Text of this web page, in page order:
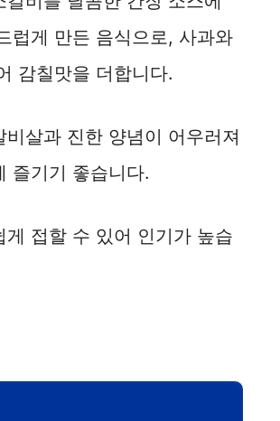
럽게 만든 음식으로, 사과와
감칠맛을 더합니다.
비살과 진한 양념이 어우러져
즐기기 좋습니다.
게 접할 수 있어 인기가 높습